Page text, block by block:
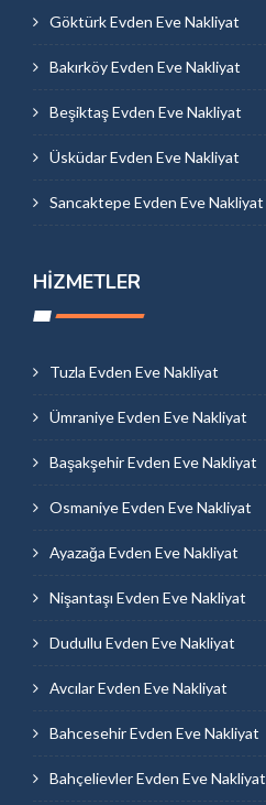
Göktürk Evden Eve Nakliyat
Bakırköy Evden Eve Nakliyat
Beşiktaş Evden Eve Nakliyat
Üsküdar Evden Eve Nakliyat
Sancaktepe Evden Eve Nakliyat
HIZMETLER
Tuzla Evden Eve Nakliyat
Ümraniye Evden Eve Nakliyat
Başakşehir Evden Eve Nakliyat
Osmaniye Evden Eve Nakliyat
Ayazağa Evden Eve Nakliyat
Nişantaşı Evden Eve Nakliyat
Dudullu Evden Eve Nakliyat
Avcılar Evden Eve Nakliyat
Bahcesehir Evden Eve Nakliyat
Bahçelievler Evden Eve Nakliyat